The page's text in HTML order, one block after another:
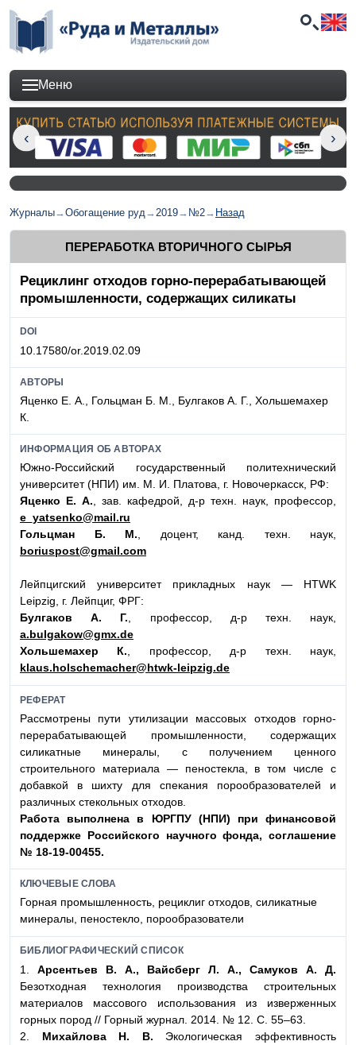
Меню
Журналы→Обогащение руд→2019→ №2→ Назад
ПЕРЕРАБОТКА ВТОРИЧНОГО СЫРЬЯ
Рециклинг отходов горно-перерабатывающей
промышленности, содержащих силикаты
DOI
10.17580/or.2019.02.09
АВТОРЫ
Яценко Е. А., Гольцман Б. М., Булгаков А. Г., Хольшемахер
К.
ИНФОРМАЦИЯ ОБ АВТОРАХ
Южно-Российский государственный политехнический
университет (НПИ) им. М. И. Платова, г. Новочеркасск, РФ:
Яценко Е. А., зав. кафедрой, д-р техн. наук, профессор,
e_yatsenko@mail.ru
Гольцман Б. М., доцент, канд. техн. наук,
boriuspost@gmail.com
Лейпцигский университет прикладных наук — HTWK
Leipzig, г. Лейпциг, ФРГ:
Булгаков А. Г., профессор, д-р техн. наук,
a.bulgakow@gmx.de
Хольшемахер К., профессор, д-р техн. наук,
klaus.holschemacher@htwk-leipzig.de
РЕФЕРАТ
Рассмотрены пути утилизации массовых отходов горно-
перерабатывающей промышленности, содержащих
силикатные минералы, с получением ценного
строительного материала — пеностекла, в том числе с
добавкой в шихту для спекания порообразователей и
различных стекольных отходов.
Работа выполнена в ЮРГПУ (НПИ) при финансовой
поддержке Российского научного фонда, соглашение
№ 18-19-00455.
КЛЮЧЕВЫЕ СЛОВА
Горная промышленность, рециклиг отходов, силикатные
минералы, пеностекло, порообразователи
БИБЛИОГРАФИЧЕСКИЙ СПИСОК
1. Арсентьев В. А., Вайсберг Л. А., Самуков А. Д.
Безотходная технология производства строительных
материалов массового использования из изверженных
горных пород // Горный журнал. 2014. № 12. С. 55–63.
2. Михайлова Н. В. Экологическая эффективность